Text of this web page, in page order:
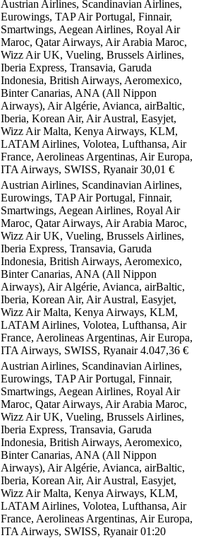
Austrian Airlines, Scandinavian Airlines,
Eurowings, TAP Air Portugal, Finnair,
Smartwings, Aegean Airlines, Royal Air
Maroc, Qatar Airways, Air Arabia Maroc,
Wizz Air UK, Vueling, Brussels Airlines,
Iberia Express, Transavia, Garuda
Indonesia, British Airways, Aeromexico,
Binter Canarias, ANA (All Nippon
Airways), Air Algérie, Avianca, airBaltic,
Iberia, Korean Air, Air Austral, Easyjet,
Wizz Air Malta, Kenya Airways, KLM,
LATAM Airlines, Volotea, Lufthansa, Air
France, Aerolineas Argentinas, Air Europa,
ITA Airways, SWISS, Ryanair 30,01 €
Austrian Airlines, Scandinavian Airlines,
Eurowings, TAP Air Portugal, Finnair,
Smartwings, Aegean Airlines, Royal Air
Maroc, Qatar Airways, Air Arabia Maroc,
Wizz Air UK, Vueling, Brussels Airlines,
Iberia Express, Transavia, Garuda
Indonesia, British Airways, Aeromexico,
Binter Canarias, ANA (All Nippon
Airways), Air Algérie, Avianca, airBaltic,
Iberia, Korean Air, Air Austral, Easyjet,
Wizz Air Malta, Kenya Airways, KLM,
LATAM Airlines, Volotea, Lufthansa, Air
France, Aerolineas Argentinas, Air Europa,
ITA Airways, SWISS, Ryanair 4.047,36 €
Austrian Airlines, Scandinavian Airlines,
Eurowings, TAP Air Portugal, Finnair,
Smartwings, Aegean Airlines, Royal Air
Maroc, Qatar Airways, Air Arabia Maroc,
Wizz Air UK, Vueling, Brussels Airlines,
Iberia Express, Transavia, Garuda
Indonesia, British Airways, Aeromexico,
Binter Canarias, ANA (All Nippon
Airways), Air Algérie, Avianca, airBaltic,
Iberia, Korean Air, Air Austral, Easyjet,
Wizz Air Malta, Kenya Airways, KLM,
LATAM Airlines, Volotea, Lufthansa, Air
France, Aerolineas Argentinas, Air Europa,
ITA Airways, SWISS, Ryanair 01:20